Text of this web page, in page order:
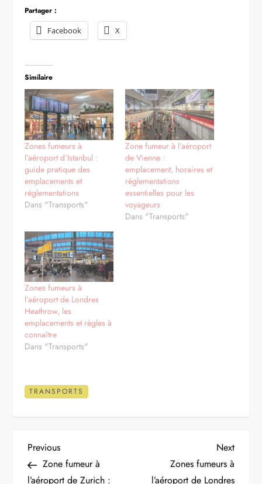
Partager :
Facebook
X
Similaire
Zones fumeurs à
l’aéroport d’Istanbul :
guide pratique des
emplacements et
réglementations
Dans "Transports"
Zone fumeur à l’aéroport
de Vienne :
emplacement, horaires et
réglementations
essentielles pour les
voyageurs
Dans "Transports"
Zones fumeurs à
l’aéroport de Londres
Heathrow, les
emplacements et règles à
connaître
Dans "Transports"
TRANSPORTS
N
Previous
Post
Previous
Zone fumeur à
l’aéroport de Zurich :
Next
Post
Next
Zones fumeurs à
l’aéroport de Londres